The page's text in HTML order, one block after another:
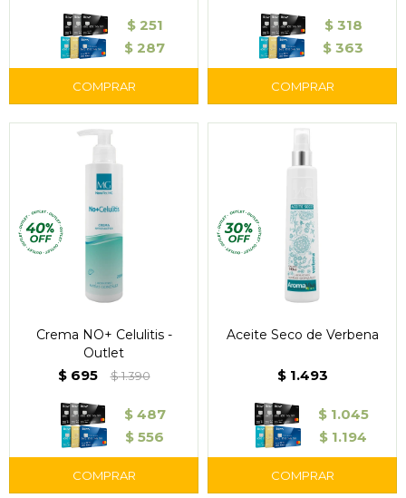
$ 251
$ 287
$ 318
$ 363
Crema NO+ Celulitis -
Outlet
$ 695 $1.390
$ 487
$ 556
Aceite Seco de Verbena
$ 1.493
$ 1.045
$ 1.194